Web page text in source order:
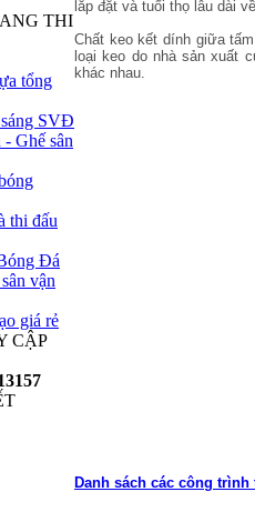
THI
tổng
SVĐ
Ghế sân
thi đấu
Đá
vận
giá rẻ
CẬP
lắp đặt và tuổi thọ lâu dài
Chất keo kết dính giữa
loại keo do nhà sản xuất
khác nhau.
Sàn
Danh sách các công trình